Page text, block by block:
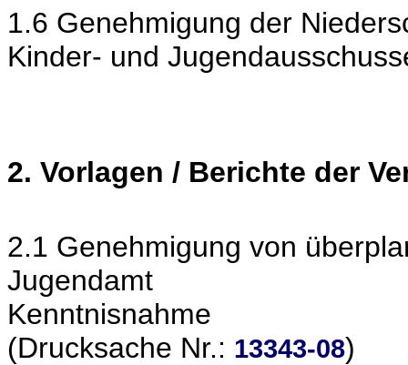
1.6 Genehmigung der
Kinder- und
2. Vorlagen / Berichte der
2.1 Genehmigung von
Jugendamt
Kenntnisnahme
(Drucksache Nr.: 13343-08)